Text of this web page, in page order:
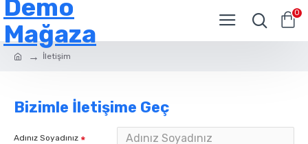
Demo
Mağaza
0
İletişim
Bizimle İletişime Geç
Adınız Soyadınız